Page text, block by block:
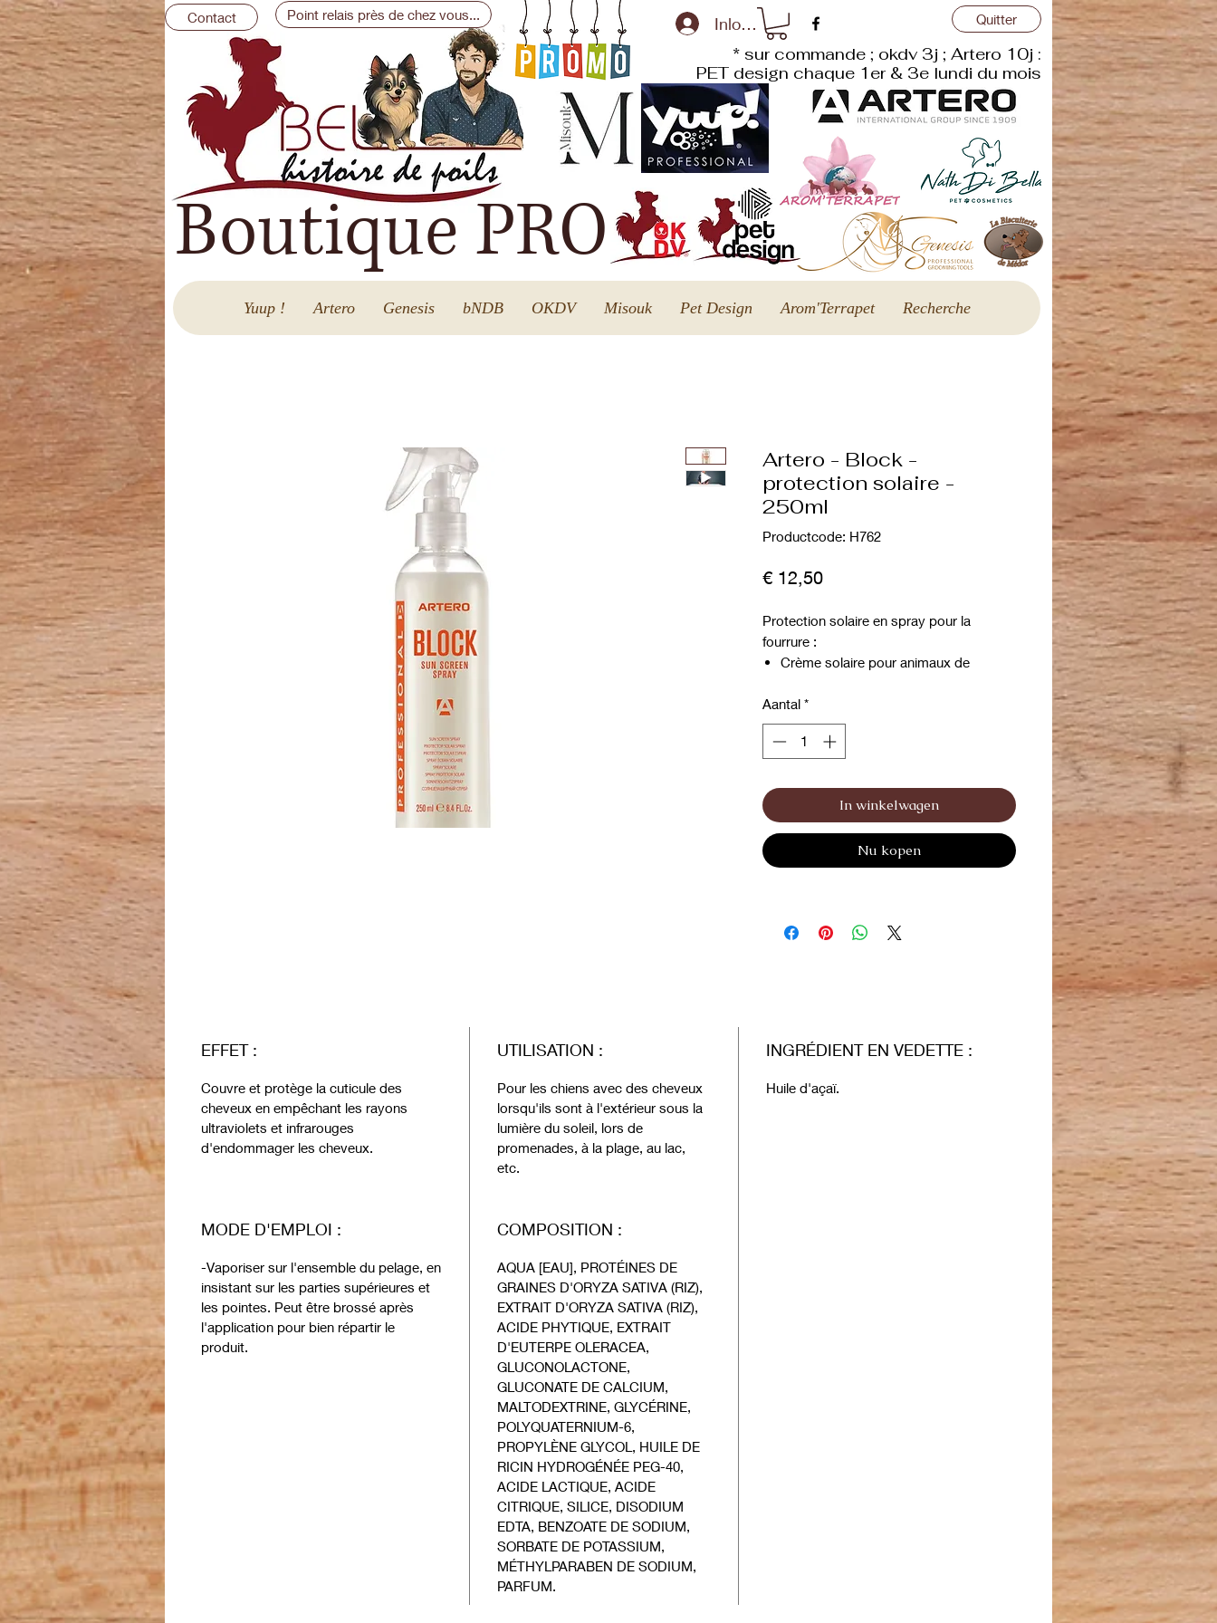
Contact Point relais près de chez vous... Inloggen
Boutique PRO
Quitter
* sur commande ; okdv 3j ; Artero 10j :
PET design chaque 1er & 3e lundi du mois
Yuup ! Artero Genesis bNDB OKDV Misouk Pet Design Arom'Terrapet Recherche
Artero - Block -
protection solaire -
250ml
Productcode: H762
€ 12,50Prijs
Protection solaire en spray pour la
fourrure :
Crème solaire pour animaux de
Protège le pelage des effets des
rayons UV et infrarouges.
Format spray pour une application
Fini le pelage brûlé et incolore pendant
pour que le pelage de votre chien
soit toujours spectaculaire.
Aantal *
In winkelwagen
Nu kopen
EFFET :
Couvre et protège la cuticule des
cheveux en empêchant les rayons
ultraviolets et infrarouges
d'endommager les cheveux.
UTILISATION :
Pour les chiens avec des cheveux
lorsqu'ils sont à l'extérieur sous la
lumière du soleil, lors de
promenades, à la plage, au lac,
etc.
INGRÉDIENT EN VEDETTE :
Huile d'açaï.
MODE D'EMPLOI :
-Vaporiser sur l'ensemble du pelage, en
insistant sur les parties supérieures et
les pointes. Peut être brossé après
l'application pour bien répartir le
produit.
COMPOSITION :
AQUA [EAU], PROTÉINES DE
GRAINES D'ORYZA SATIVA (RIZ),
EXTRAIT D'ORYZA SATIVA (RIZ),
ACIDE PHYTIQUE, EXTRAIT
D'EUTERPE OLERACEA,
GLUCONOLACTONE,
GLUCONATE DE CALCIUM,
MALTODEXTRINE, GLYCÉRINE,
POLYQUATERNIUM-6,
PROPYLÈNE GLYCOL, HUILE DE
RICIN HYDROGÉNÉE PEG-40,
ACIDE LACTIQUE, ACIDE
CITRIQUE, SILICE, DISODIUM
EDTA, BENZOATE DE SODIUM,
SORBATE DE POTASSIUM,
MÉTHYLPARABEN DE SODIUM,
PARFUM.